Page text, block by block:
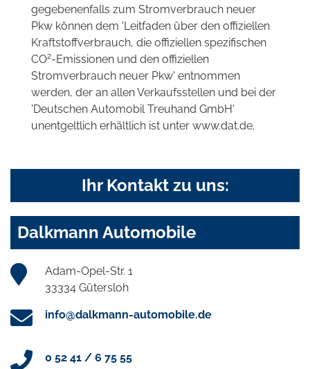
gegebenenfalls zum Stromverbrauch neuer
Pkw können dem 'Leitfaden über den offiziellen
Kraftstoffverbrauch, die offiziellen spezifischen
CO2-Emissionen und den offiziellen
Stromverbrauch neuer Pkw' entnommen
werden, der an allen Verkaufsstellen und bei der
'Deutschen Automobil Treuhand GmbH'
unentgeltlich erhältlich ist unter www.dat.de.
Ihr Kontakt zu uns:
Dalkmann Automobile
Adam-Opel-Str. 1
33334 Gütersloh
info@dalkmann-automobile.de
0 52 41 / 6 75 55